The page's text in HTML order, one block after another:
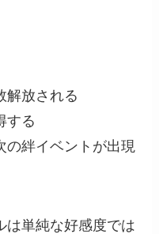
解放される
する
の絆イベントが出現
は単純な好感度では